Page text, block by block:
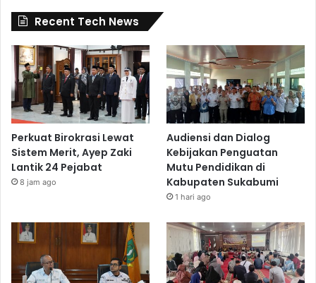
Recent Tech News
Perkuat Birokrasi Lewat
Sistem Merit, Ayep Zaki
Lantik 24 Pejabat
8 jam ago
Audiensi dan Dialog
Kebijakan Penguatan
Mutu Pendidikan di
Kabupaten Sukabumi
1 hari ago